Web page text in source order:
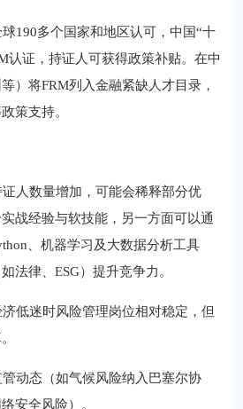
球190多个国家和地区认可，中国“十
认证，持证人可获得政策补贴。在中
）将FRM列入金融紧缺人才目录，
策支持。
证人数量增加，可能会稀释部分优
战经验与软技能，另一方面可以通
、机器学习及大数据分析工具
法律、ESG）提升竞争力。
低迷时风险管理岗位相对稳定，但
管动态（如气候风险纳入巴塞尔协
安全风险）。